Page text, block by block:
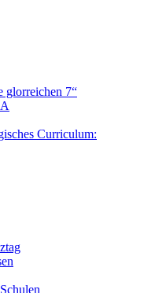
glorreichen 7“
Curriculum: